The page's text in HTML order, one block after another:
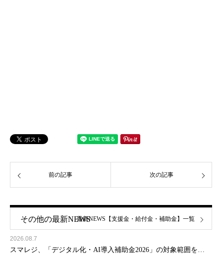
前の記事 次の記事
その他の最新NEWS
2026.08.7
スマレジ、「デジタル化・AI導入補助金2026」の対象範囲を…
最新NEWS【支援金・給付金・補助金】一覧